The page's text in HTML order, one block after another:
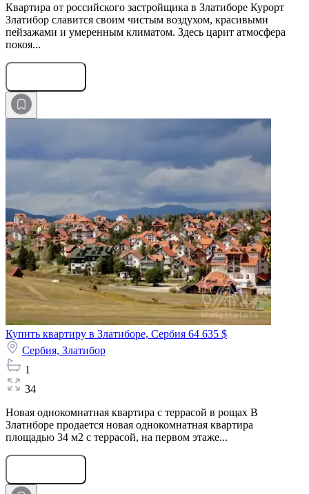
Квартира от российского застройщика в Златиборе Курорт
Златибор славится своим чистым воздухом, красивыми
пейзажами и умеренным климатом. Здесь царит атмосфера
покоя...
Купить квартиру в Златиборе, Сербия 64 635 $
Сербия, Златибор
1
34
Новая однокомнатная квартира с террасой в рощах В
Златиборе продается новая однокомнатная квартира
площадью 34 м2 с террасой, на первом этаже...